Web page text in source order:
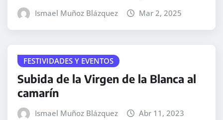
Ismael Muñoz Blázquez Mar 2, 2025
FESTIVIDADES Y EVENTOS
Subida de la Virgen de la Blanca al
camarín
Ismael Muñoz Blázquez Abr 11, 2023